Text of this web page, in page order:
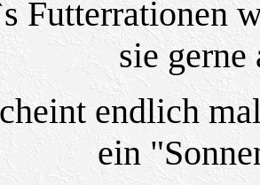
Futterrationen
sie
endlich
ein